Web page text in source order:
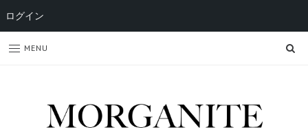
MENU
ログイン